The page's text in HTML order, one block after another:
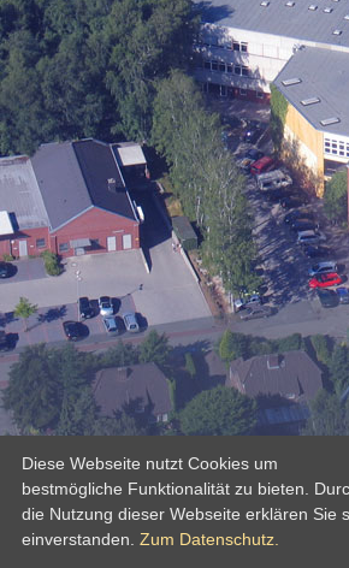
Diese Webseite nutzt Cookies um
bestmögliche Funktionalität zu bieten.
die Nutzung dieser Webseite erklären Sie
einverstanden. Zum Datenschutz.